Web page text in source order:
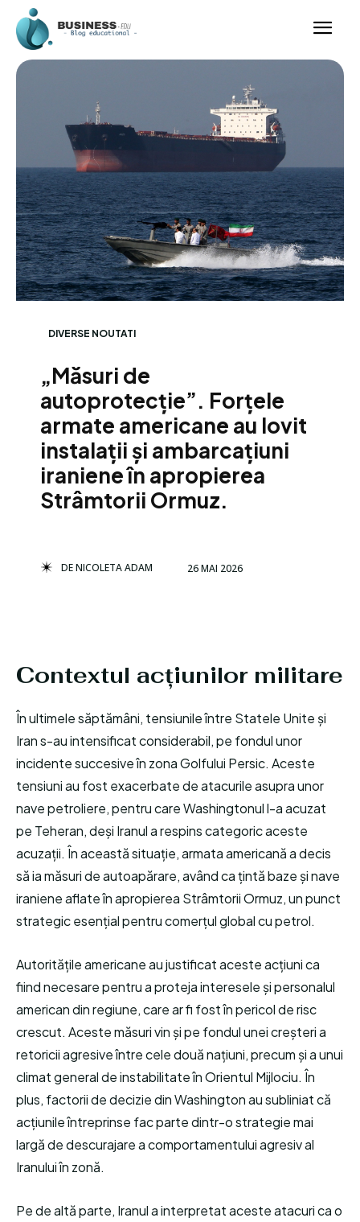
DIVERSE NOUTATI
„Măsuri de
autoprotecție”. Forțele
armate americane au lovit
instalații și ambarcațiuni
iraniene în apropierea
Strâmtorii Ormuz.
DENICOLETA ADAM 26 MAI 2026
Contextul acțiunilor militare
În ultimele săptămâni, tensiunile între Statele Unite și
Iran s-au intensificat considerabil, pe fondul unor
incidente succesive în zona Golfului Persic. Aceste
tensiuni au fost exacerbate de atacurile asupra unor
nave petroliere, pentru care Washingtonul l-a acuzat
pe Teheran, deși Iranul a respins categoric aceste
acuzații. În această situație, armata americană a decis
să ia măsuri de autoapărare, având ca țintă baze și nave
iraniene aflate în apropierea Strâmtorii Ormuz, un punct
strategic esențial pentru comerțul global cu petrol.
Autoritățile americane au justificat aceste acțiuni ca
fiind necesare pentru a proteja interesele și personalul
american din regiune, care ar fi fost în pericol de risc
crescut. Aceste măsuri vin și pe fondul unei creșteri a
retoricii agresive între cele două națiuni, precum și a unui
climat general de instabilitate în Orientul Mijlociu. În
plus, factorii de decizie din Washington au subliniat că
acțiunile întreprinse fac parte dintr-o strategie mai
largă de descurajare a comportamentului agresiv al
Iranului în zonă.
Pe de altă parte, Iranul a interpretat aceste atacuri ca o